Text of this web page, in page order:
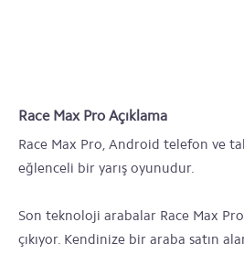
Race Max Pro Açıklama
Race Max Pro, Android telefon ve
eğlenceli bir yarış oyunudur.
Son teknoloji arabalar Race Max
çıkıyor. Kendinize bir araba satın